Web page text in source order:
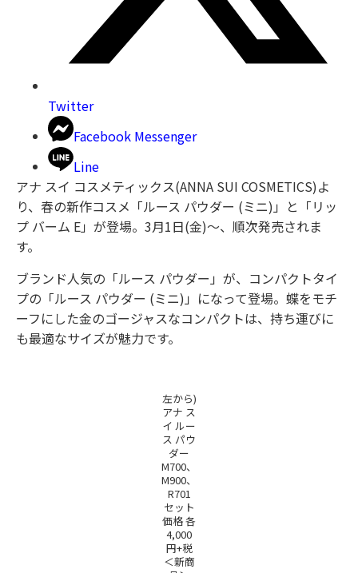
Twitter
Facebook Messenger
Line
アナ スイ コスメティックス(ANNA SUI COSMETICS)よ
り、春の新作コスメ「ルース パウダー (ミニ)」と「リッ
プ バーム E」が登場。3月1日(金)～、順次発売されま
す。
ブランド人気の「ルース パウダー」が、コンパクトタイ
プの「ルース パウダー (ミニ)」になって登場。蝶をモチ
ーフにした金のゴージャスなコンパクトは、持ち運びに
も最適なサイズが魅力です。
左から)
アナ ス
イ ルー
ス パウ
ダー
M700、
M900、
R701
セット
価格 各
4,000
円+税
＜新商